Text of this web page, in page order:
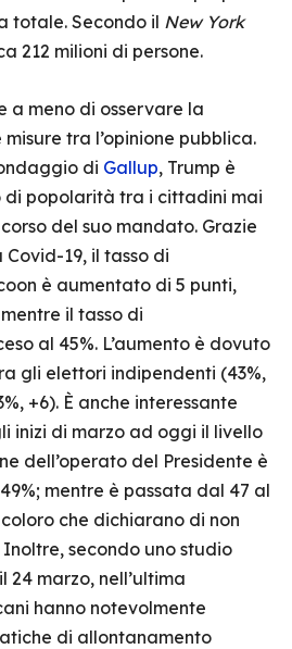
totale. Secondo il New York
212 milioni di persone.
a meno di osservare la
tra l’opinione pubblica.
di Gallup, Trump è
popolarità tra i cittadini mai
del suo mandato. Grazie
Covid-19, il tasso di
è aumentato di 5 punti,
il tasso di
al 45%. L’aumento è dovuto
gli elettori indipendenti (43%,
+6). È anche interessante
inizi di marzo ad oggi il livello
dell’operato del Presidente è
mentre è passata dal 47 al
che dichiarano di non
secondo uno studio
marzo, nell’ultima
hanno notevolmente
di allontanamento